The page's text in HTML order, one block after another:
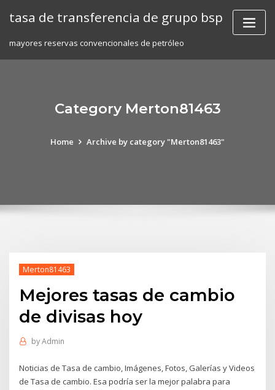
tasa de transferencia de grupo bsp
mayores reservas convencionales de petróleo
Category Merton81463
Home Archive by category "Merton81463"
Merton81463
Mejores tasas de cambio
de divisas hoy
byAdmin
Noticias de Tasa de cambio, Imágenes, Fotos, Galerías y Videos
de Tasa de cambio. Esa podría ser la mejor palabra para